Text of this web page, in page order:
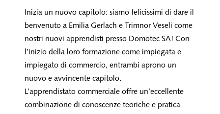
Inizia un nuovo capitolo: siamo felicissimi di dare il
benvenuto a Emilia Gerlach e Trimnor Veseli come
nostri nuovi apprendisti presso Domotec SA! Con
l’inizio della loro formazione come impiegata e
impiegato di commercio, entrambi aprono un
nuovo e avvincente capitolo.
L’apprendistato commerciale offre un’eccellente
combinazione di conoscenze teoriche e pratica